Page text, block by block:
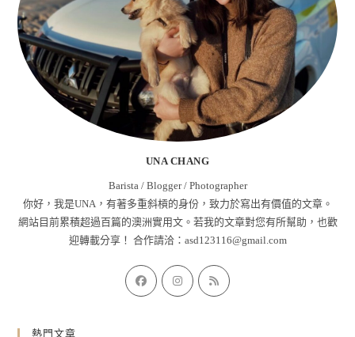
UNA CHANG
Barista / Blogger / Photographer
你好，我是UNA，有著多重斜槓的身份，致力於寫出有價值的文章。
網站目前累積超過百篇的澳洲實用文。若我的文章對您有所幫助，也歡
迎轉載分享！ 合作請洽： asd123116@gmail.com
Opens
in
Opens
in
Opens
熱門文章